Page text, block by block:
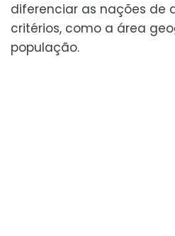
diferenciar as nações de
critérios, como a área
população.